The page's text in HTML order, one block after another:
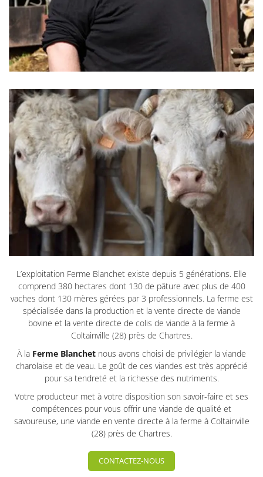
L’exploitation Ferme Blanchet existe depuis 5 générations. Elle
comprend 380 hectares dont 130 de pâture avec plus de 400
vaches dont 130 mères gérées par 3 professionnels. La ferme est
spécialisée dans la production et la vente directe de viande
bovine et la vente directe de colis de viande à la ferme à
Coltainville (28) près de Chartres.
À la Ferme Blanchet nous avons choisi de privilégier la viande
charolaise et de veau. Le goût de ces viandes est très apprécié
pour sa tendreté et la richesse des nutriments.
Votre producteur met à votre disposition son savoir-faire et ses
compétences pour vous offrir une viande de qualité et
savoureuse, une viande en vente directe à la ferme à Coltainville
(28) près de Chartres.
CONTACTEZ-NOUS